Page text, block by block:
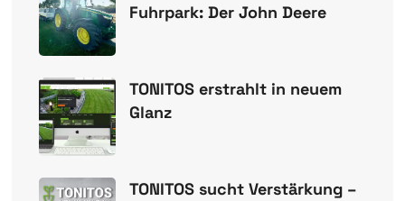
Fuhrpark: Der John Deere
TONITOS erstrahlt in neuem
Glanz
TONITOS sucht Verstärkung –